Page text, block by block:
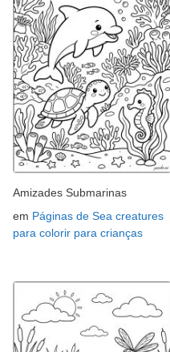
Amizades Submarinas
em Páginas de Sea creatures
para colorir para crianças